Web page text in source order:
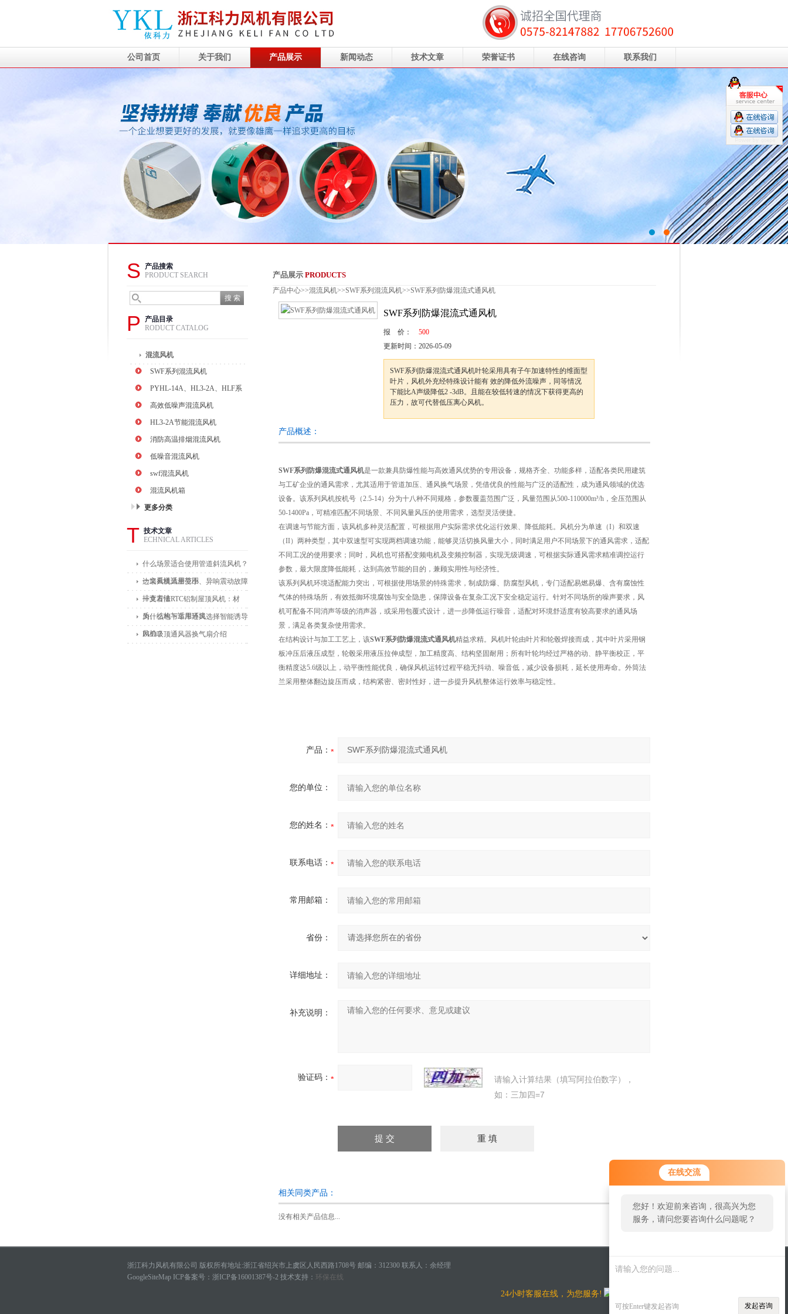
在线交流
您好！欢迎前来咨询，很高兴为您
服务，请问您要咨询什么问题呢？
可按Enter键发起咨询 发起咨询
服务热线：0575-82695766
公司首页 关于我们 产品展示 新闻动态 技术文章 荣誉证书 在线咨询 联系我们
S
产品搜索
PRODUCT SEARCH
P
产品目录
RODUCT CATALOG
混流风机
SWF系列混流风机
PYHL-14A、HL3-2A、HLF系
列混流风机
高效低噪声混流风机
HL3-2A节能混流风机
消防高温排烟混流风机
低噪音混流风机
swf混流风机
混流风机箱
更多分类
T 技术文章
ECHNICAL ARTICLES
什么场景适合使用管道斜流风机？
一文看懂适用范围
边墙风机风量变小、异响震动故障
排查方法
一文看懂RTC铝制屋顶风机：材
质、结构与适用环境
为什么地下车库通风选择智能诱导
风机？
BLD吸顶通风器换气扇介绍
产品展示 PRODUCTS
产品中心>>混流风机>>SWF系列混流风机>>SWF系列防爆混流式通风机
SWF系列防爆混流式通风机
报 价：
500
更新时间： 2026-05-09
SWF系列防爆混流式通风机叶轮采用具有子午加速特性的维面型
叶片，风机外充经特殊设计能有 效的降低外流噪声，同等情况
下能比A声级降低2 -3dB。且能在较低转速的情况下获得更高的
压力，故可代替低压离心风机。
产品概述：
SWF系列防爆混流式通风机是一款兼具防爆性能与高效通风优势的专用设备，规格齐全、功能多样，适配各类民用建筑
与工矿企业的通风需求，尤其适用于管道加压、通风换气场景，凭借优良的性能与广泛的适配性，成为通风领域的优选
设备。该系列风机按机号（2.5-14）分为十八种不同规格，参数覆盖范围广泛，风量范围从500-110000m³/h，全压范围从
50-1400Pa，可精准匹配不同场景、不同风量风压的使用需求，选型灵活便捷。
在调速与节能方面，该风机多种灵活配置，可根据用户实际需求优化运行效果、降低能耗。风机分为单速（I）和双速
（II）两种类型，其中双速型可实现两档调速功能，能够灵活切换风量大小，同时满足用户不同场景下的通风需求，适配
不同工况的使用要求；同时，风机也可搭配变频电机及变频控制器，实现无级调速，可根据实际通风需求精准调控运行
参数，最大限度降低能耗，达到高效节能的目的，兼顾实用性与经济性。
该系列风机环境适配能力突出，可根据使用场景的特殊需求，制成防爆、防腐型风机，专门适配易燃易爆、含有腐蚀性
气体的特殊场所，有效抵御环境腐蚀与安全隐患，保障设备在复杂工况下安全稳定运行。针对不同场所的噪声要求，风
机可配备不同消声等级的消声器，或采用包覆式设计，进一步降低运行噪音，适配对环境舒适度有较高要求的通风场
景，满足各类复杂使用需求。
在结构设计与加工工艺上，该SWF系列防爆混流式通风机精益求精。风机叶轮由叶片和轮毂焊接而成，其中叶片采用钢
板冲压后液压成型，轮毂采用液压拉伸成型，加工精度高、结构坚固耐用；所有叶轮均经过严格的动、静平衡校正，平
衡精度达5.6级以上，动平衡性能优良，确保风机运转过程平稳无抖动、噪音低，减少设备损耗，延长使用寿命。外筒法
兰采用整体翻边旋压而成，结构紧密、密封性好，进一步提升风机整体运行效率与稳定性。
产品：
您的单位：
您的姓名：
联系电话：
常用邮箱：
省份：
详细地址：
补充说明：
验证码：
请输入计算结果（填写阿拉伯数字），
如：三加四=7
相关同类产品：
没有相关产品信息...
浙江科力风机有限公司 版权所有地址:浙江省绍兴市上虞区人民西路1708号 邮编：312300 联系人：余经理
GoogleSiteMap ICP备案号： 浙ICP备16001387号-2 技术支持： 环保在线
24小时客服在线，为您服务!